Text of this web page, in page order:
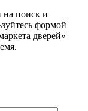
на поиск и
формой
дверей»